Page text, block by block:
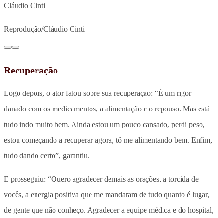
Cláudio Cinti
Reprodução/Cláudio Cinti
Recuperação
Logo depois, o ator falou sobre sua recuperação: “É um rigor
danado com os medicamentos, a alimentação e o repouso. Mas está
tudo indo muito bem. Ainda estou um pouco cansado, perdi peso,
estou começando a recuperar agora, tô me alimentando bem. Enfim,
tudo dando certo”, garantiu.
E prosseguiu: “Quero agradecer demais as orações, a torcida de
vocês, a energia positiva que me mandaram de tudo quanto é lugar,
de gente que não conheço. Agradecer a equipe médica e do hospital,